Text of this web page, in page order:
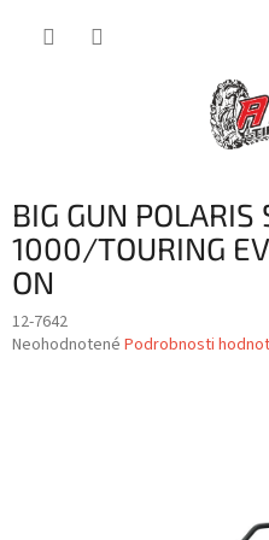
BIG GUN
1000/TOURING
ON
12-7642
Priemerné
Neohodnotené Podrobnosti